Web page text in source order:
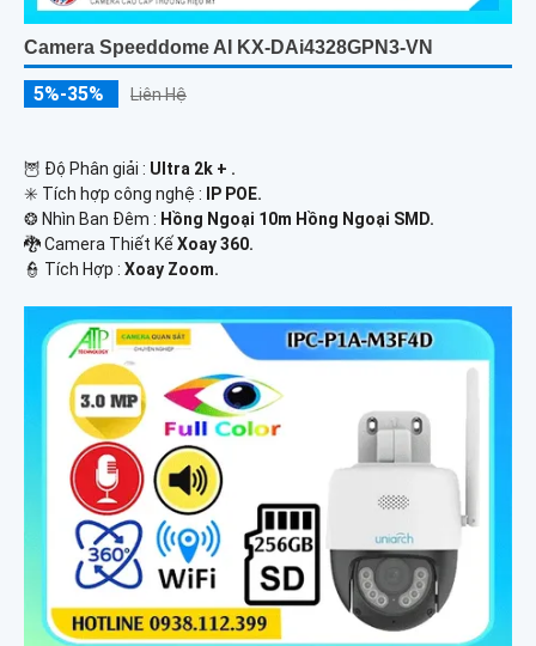
Camera Speeddome AI KX-DAi4328GPN3-VN
5%-35% Liên Hệ
🦉 Độ Phân giải : Ultra 2k + .
✳️ Tích hợp công nghệ : IP POE.
❂ Nhìn Ban Đêm : Hồng Ngoại 10m Hồng Ngoại SMD.
🐉️ Camera Thiết KếXoay 360.
️👮 Tích Hợp : Xoay Zoom.